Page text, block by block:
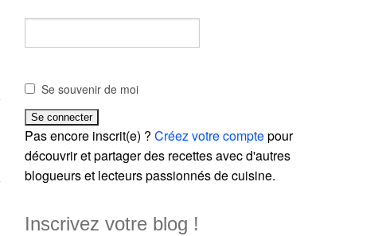
Se souvenir de moi
Pas encore inscrit(e) ?Créez votre comptepour
découvrir et partager des recettes avec d'autres
blogueurs et lecteurs passionnés de cuisine.
Inscrivez votre blog !